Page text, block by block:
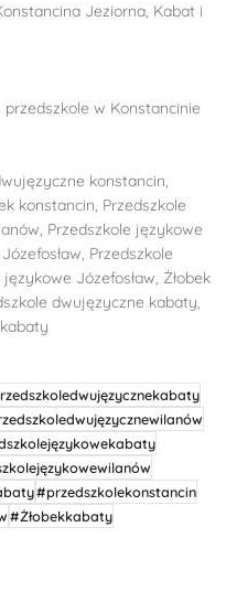
Jeziorna, Kabat i
przedszkole w Konstancinie
konstancin,
konstancin, Przedszkole
Przedszkole językowe
Przedszkole
Józefosław, Żłobek
dwujęzyczne kabaty,
#przedszkolekonstancin
#Żłobekkabaty